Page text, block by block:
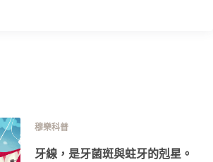
穆樂科普
牙線，是牙菌斑與蛀牙的剋星。